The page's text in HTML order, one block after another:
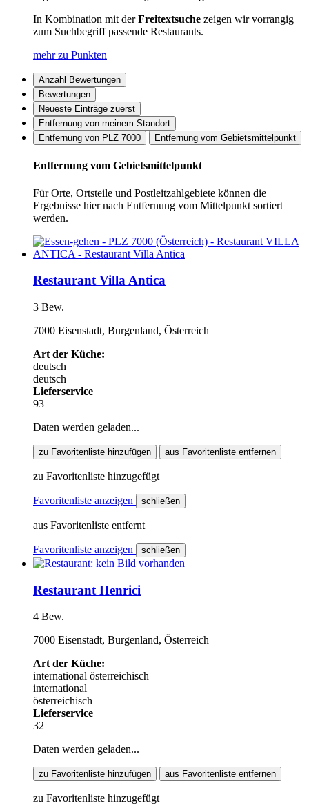
In Kombination mit derFreitextsuche zeigen wir vorrangig
zum Suchbegriff passende Restaurants.
mehr zu Punkten
Anzahl Bewertungen
Bewertungen
Neueste Einträge zuerst
Entfernung von meinem Standort
Entfernung von PLZ 7000
Entfernung vom Gebietsmittelpunkt
Entfernung vom Gebietsmittelpunkt
Für Orte, Ortsteile und Postleitzahlgebiete können die
Ergebnisse hier nach Entfernung vom Mittelpunkt sortiert
werden.
Restaurant Villa Antica
3 Bew.
7000 Eisenstadt, Burgenland, Österreich
Art der Küche:
deutsch
deutsch
Lieferservice
93
Daten werden geladen...
zu Favoritenliste hinzufügen aus Favoritenliste entfernen
zu Favoritenliste hinzugefügt
Favoritenliste anzeigen schließen
aus Favoritenliste entfernt
Favoritenliste anzeigen schließen
Restaurant Henrici
4 Bew.
7000 Eisenstadt, Burgenland, Österreich
Art der Küche:
international österreichisch
international
österreichisch
Lieferservice
32
Daten werden geladen...
zu Favoritenliste hinzufügen aus Favoritenliste entfernen
zu Favoritenliste hinzugefügt